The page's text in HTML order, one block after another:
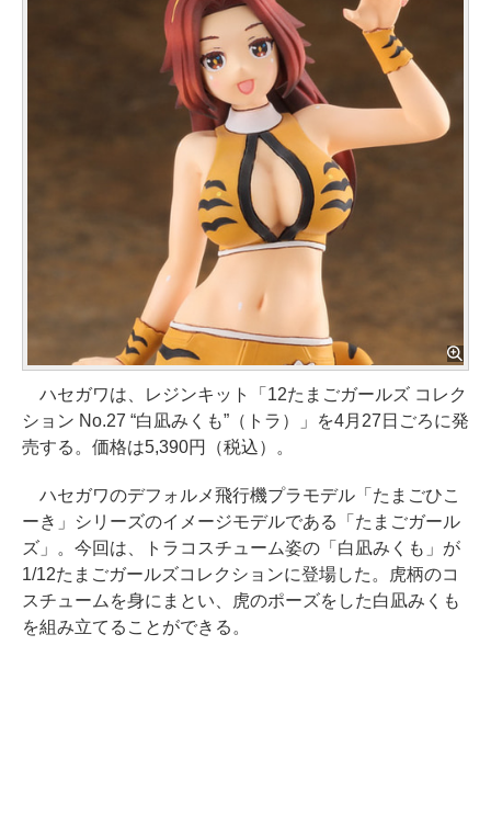
ハセガワは、レジンキット「12たまごガールズ コレク
ション No.27 “白凪みくも”（トラ）」を4月27日ごろに発
売する。価格は5,390円（税込）。
ハセガワのデフォルメ飛行機プラモデル「たまごひこ
ーき」シリーズのイメージモデルである「たまごガール
ズ」。今回は、トラコスチューム姿の「白凪みくも」が
1/12たまごガールズコレクションに登場した。虎柄のコ
スチュームを身にまとい、虎のポーズをした白凪みくも
を組み立てることができる。